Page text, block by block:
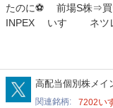
たのに⚽ 前場S株⇒
INPEX いすゞ ネ
高配当個別株メイ
関連銘柄
7202い